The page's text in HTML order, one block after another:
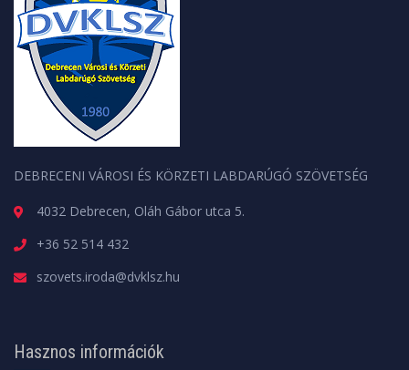
DEBRECENI VÁROSI ÉS KÖRZETI LABDARÚGÓ SZÖVETSÉG
4032 Debrecen, Oláh Gábor utca 5.
+36 52 514 432
szovets.iroda@dvklsz.hu
Hasznos információk